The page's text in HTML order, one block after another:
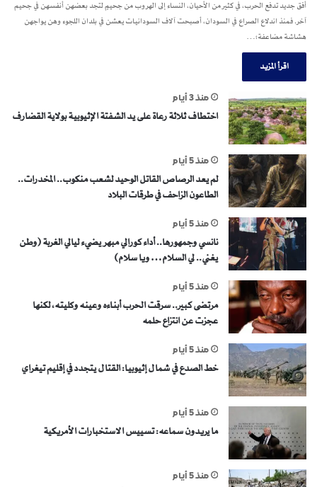
أفق جديد تدفع الحرب، في كثير من الأحيان، النساء إلى الهروب من جحيمٍ لتجد بعضهن أنفسهن في جحيم
آخر. فمنذ اندلاع الصراع في السودان، أصبحت آلاف السودانيات يعشن في بلدان اللجوء وهن يواجهن
هشاشة مضاعفة؛…
اقرأ المزيد
منذ 3 أيام
اختطاف ثلاثة رعاة على يد الشفتة الإثيوبية بولاية القضارف
منذ 5 أيام
لم يعد الرصاص القاتل الوحيد لشعب منكوب.. المخدرات..
الطاعون الزاحف في طرقات البلاد
منذ 5 أيام
نانسي وجمهورها.. أداء كورالي مبهر يضيء ليالي الغربة (وطن
يغني.. لي السلام… ويا سلام)
منذ 5 أيام
مرتضى كبير.. سرقت الحرب أبناءه وعينه وكليته، لكنها
عجزت عن انتزاع حلمه
منذ 5 أيام
خط الصدع في شمال إثيوبيا: القتال يتجدد في إقليم تيغراي
منذ 5 أيام
ما يريدون سماعه: تسييس الاستخبارات الأمريكية
منذ 5 أيام